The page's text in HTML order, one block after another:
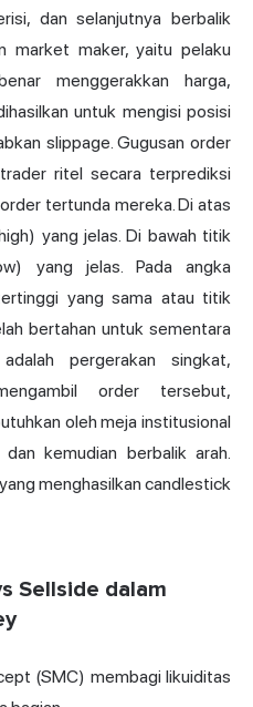
dan selanjutnya berbalik
market maker, yaitu pelaku
menggerakkan harga,
untuk mengisi posisi
slippage. Gugusan order
ritel secara terprediksi
tertunda mereka. Di atas
yang jelas. Di bawah titik
yang jelas. Pada angka
yang sama atau titik
bertahan untuk sementara
pergerakan singkat,
order tersebut,
oleh meja institusional
kemudian berbalik arah.
menghasilkan candlestick
Sellside dalam
(SMC) membagi likuiditas